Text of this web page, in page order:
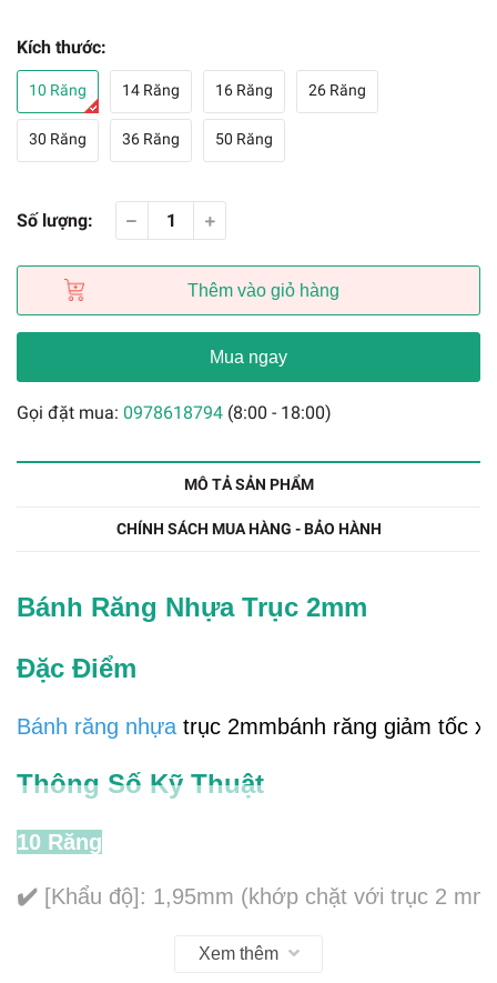
Kích thước:
10 Răng 14 Răng 16 Răng 26 Răng
30 Răng 36 Răng 50 Răng
Số lượng:
Thêm vào giỏ hàng
Mua ngay
Gọi đặt mua: 0978618794 (8:00 - 18:00)
MÔ TẢ SẢN PHẨM
CHÍNH SÁCH MUA HÀNG - BẢO HÀNH
Bánh Răng Nhựa Trục 2mm
Đặc Điểm
Bánh răng nhựa trục 2mmbánh răng giảm tốc
Thông Số Kỹ Thuật
10 Răng
✔️ [Khẩu độ]: 1,95mm (khớp chặt với trục 2
[Số răng]: 10 răngXem thêm